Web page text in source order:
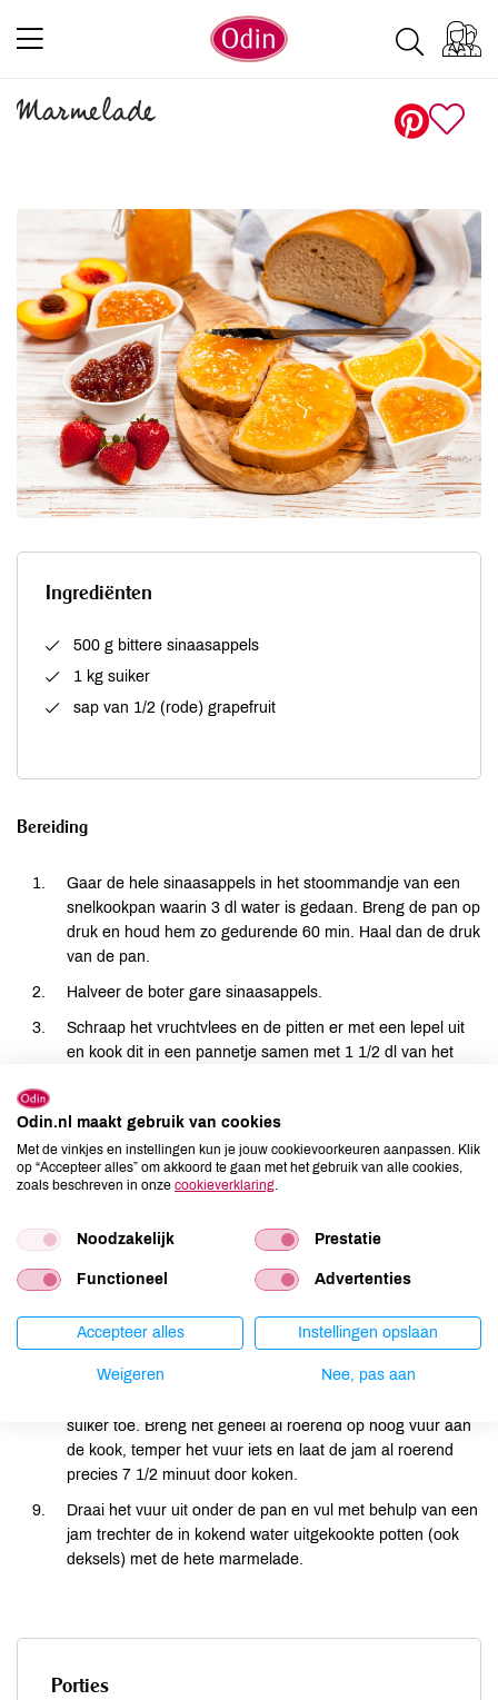
Marmelade
Ingrediënten
500 g bittere sinaasappels
1 kg suiker
sap van 1/2 (rode) grapefruit
Bereiding
Gaar de hele sinaasappels in het stoommandje van een
snelkookpan waarin 3 dl water is gedaan. Breng de pan op
druk en houd hem zo gedurende 60 min. Haal dan de druk
van de pan.
Halveer de boter gare sinaasappels.
Schraap het vruchtvlees en de pitten er met een lepel uit
en kook dit in een pannetje samen met 1 1/2 dl van het
Snijd intussen de schillen overdwars in reepjes (Thick cut).
Giet het gekookte vruchtenpulp over in een fijnmazige
bolzeef van kunststof en vang het vocht op in een kom.
lepel door een zeef. Schraap de verkregen lobbige massa
vocht in de kom.
Weeg de sinaasappelschillen en het verkregen lobbige
vruchtensap tezamen. Dit moet samen 625 gram zijn;
voeg desnoods wat extra kookvocht toe.
suiker toe. Breng het geheel al roerend op hoog vuur aan
de kook, temper het vuur iets en laat de jam al roerend
precies 7 1/2 minuut door koken.
Draai het vuur uit onder de pan en vul met behulp van een
jam trechter de in kokend water uitgekookte potten (ook
deksels) met de hete marmelade.
Porties
Odin.nl maakt gebruik van cookies
Met de vinkjes en instellingen kun je jouw cookievoorkeuren aanpassen. Klik
op “Accepteer alles” om akkoord te gaan met het gebruik van alle cookies,
zoals beschreven in onze cookieverklaring
Noodzakelijk Prestatie
Functioneel Advertenties
Accepteer alles Instellingen opslaan
Weigeren Nee, pas aan